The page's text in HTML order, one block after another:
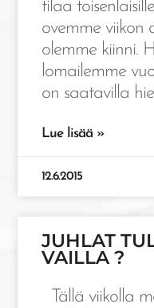
tilaa
ovemme viikon
olemme kiinni.
lomailemme
on saatavilla
Lue lisää »
12.6.2015
JUHLAT
VAILLA ?
Tällä viikolla